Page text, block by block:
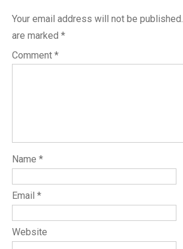
Your email address will not be published.
are marked *
Comment *
Name *
Email *
Website